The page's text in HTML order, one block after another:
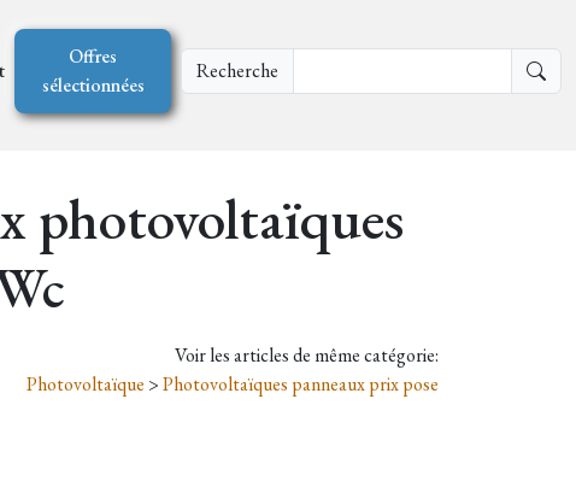
Offres
sélectionnées
Recherche
photovoltaïques
Voir les articles de même catégorie:
Photovoltaïque >Photovoltaïques panneaux prix pose